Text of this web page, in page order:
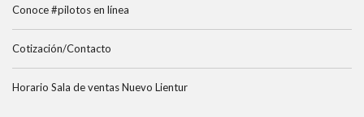
Conoce #pilotos en línea
Cotización/Contacto
Horario Sala de ventas Nuevo Lientur